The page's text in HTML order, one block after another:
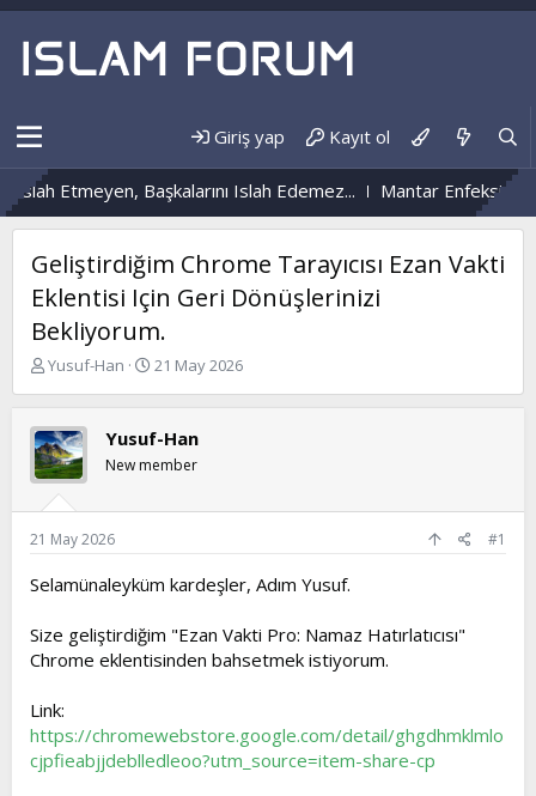
Giriş yap Kayıt ol
Etmeyen, Başkalarını Islah Edemez... Mantar Enfeksiyonu
Geliştirdiğim Chrome Tarayıcısı Ezan Vakti
Eklentisi Için Geri Dönüşlerinizi
Bekliyorum.
K
b
u
y
u
b
a
l
a
n
Yusuf-Han
B
l
a
n
ı
a
h
i
21 May 2026
Yusuf-Han
New member
21 May 2026 #1
Selamünaleyküm kardeşler, Adım Yusuf.
Size geliştirdiğim "Ezan Vakti Pro: Namaz Hatırlatıcısı"
Chrome eklentisinden bahsetmek istiyorum.
Link:
https://chromewebstore.google.com/detail/ghgdhmklmlo
cjpfieabjjdeblledleoo?utm_source=item-share-cp